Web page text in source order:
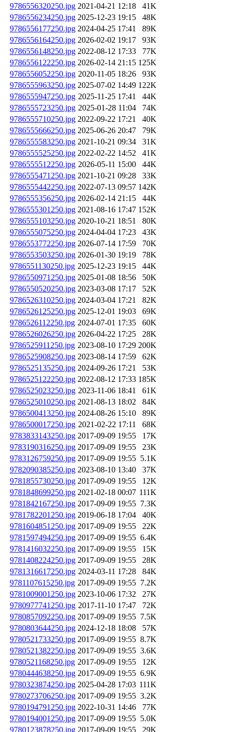
9786556320250.jpg 2021-04-21 12:18
41K
9786556234250.jpg 2025-12-23 19:15
48K
9786556177250.jpg 2024-04-25 17:41
89K
9786556164250.jpg 2026-02-02 19:17
93K
9786556148250.jpg 2022-08-12 17:33
77K
9786556122250.jpg 2026-02-14 21:15 125K
9786556052250.jpg 2020-11-05 18:26
93K
9786555963250.jpg 2025-07-02 14:49 122K
9786555947250.jpg 2025-11-25 17:41
44K
9786555723250.jpg 2025-01-28 11:04
74K
9786555710250.jpg 2022-09-22 17:21
40K
9786555666250.jpg 2025-06-26 20:47
79K
9786555583250.jpg 2021-10-21 09:34
31K
9786555525250.jpg 2022-02-22 14:52
41K
9786555512250.jpg 2026-05-11 15:00
44K
9786555471250.jpg 2021-10-21 09:28
33K
9786555442250.jpg 2022-07-13 09:57 142K
9786555356250.jpg 2026-02-14 21:15
44K
9786555301250.jpg 2021-08-16 17:47 152K
9786555103250.jpg 2020-10-21 18:51
80K
9786555075250.jpg 2024-04-04 17:23
43K
9786553772250.jpg 2026-07-14 17:59
70K
9786553503250.jpg 2026-01-30 19:19
78K
9786551130250.jpg 2025-12-23 19:15
44K
9786550971250.jpg 2025-01-08 18:56
50K
9786550520250.jpg 2023-03-08 17:17
52K
9786526310250.jpg 2024-03-04 17:21
82K
9786526125250.jpg 2025-12-01 19:03
69K
9786526112250.jpg 2024-07-01 17:35
60K
9786526026250.jpg 2026-04-22 17:25
28K
9786525911250.jpg 2023-08-10 17:29 200K
9786525908250.jpg 2023-08-14 17:59
62K
9786525135250.jpg 2024-09-26 17:21
53K
9786525122250.jpg 2022-08-12 17:33 185K
9786525023250.jpg 2023-11-06 18:41
61K
9786525010250.jpg 2021-08-13 18:02
84K
9786500413250.jpg 2024-08-26 15:10
89K
9786500017250.jpg 2021-02-22 17:11
68K
9783833143250.jpg 2017-09-09 19:55
17K
9783190316250.jpg 2017-09-09 19:55
23K
9783126759250.jpg 2017-09-09 19:55 5.1K
9782090385250.jpg 2023-08-10 13:40
37K
9781855730250.jpg 2017-09-09 19:55
12K
9781848699250.jpg 2021-02-18 00:07 111K
9781842167250.jpg 2017-09-09 19:55 7.3K
9781782201250.jpg 2019-06-18 17:04
40K
9781604851250.jpg 2017-09-09 19:55
22K
9781597494250.jpg 2017-09-09 19:55 6.4K
9781416032250.jpg 2017-09-09 19:55
15K
9781408224250.jpg 2017-09-09 19:55
28K
9781316617250.jpg 2024-03-11 17:28
84K
9781107615250.jpg 2017-09-09 19:55 7.2K
9781009001250.jpg 2023-10-06 17:32
27K
9780977741250.jpg 2017-11-10 17:47
72K
9780857092250.jpg 2017-09-09 19:55 7.5K
9780803644250.jpg 2024-12-18 18:08
57K
9780521733250.jpg 2017-09-09 19:55 8.7K
9780521382250.jpg 2017-09-09 19:55 3.6K
9780521168250.jpg 2017-09-09 19:55
12K
9780444638250.jpg 2017-09-09 19:55 6.9K
9780323874250.jpg 2025-04-28 17:03 111K
9780273706250.jpg 2017-09-09 19:55 3.2K
9780194791250.jpg 2022-10-31 14:46
77K
9780194001250.jpg 2017-09-09 19:55 5.0K
9780123878250.jpg 2017-09-09 19:55 29K